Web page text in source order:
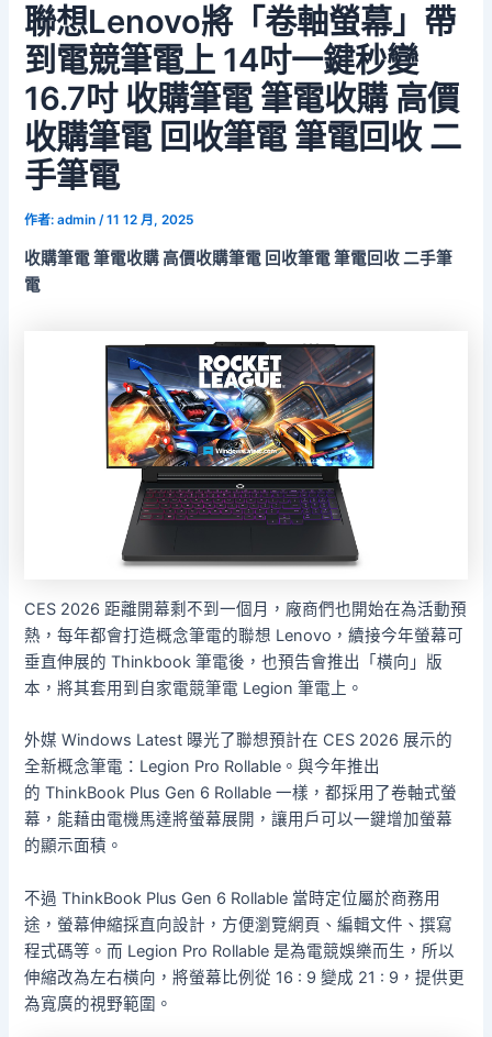
聯想Lenovo將「卷軸螢幕」帶
到電競筆電上 14吋一鍵秒變
16.7吋 收購筆電 筆電收購 高價
收購筆電 回收筆電 筆電回收 二
手筆電
作者:admin/11 12 月, 2025
收購筆電 筆電收購 高價收購筆電 回收筆電 筆電回收 二手筆
電
CES 2026 距離開幕剩不到一個月，廠商們也開始在為活動預
熱，每年都會打造概念筆電的聯想 Lenovo，續接今年螢幕可
垂直伸展的 Thinkbook 筆電後，也預告會推出「橫向」版
本，將其套用到自家電競筆電 Legion 筆電上。
外媒 Windows Latest 曝光了聯想預計在 CES 2026 展示的
全新概念筆電：Legion Pro Rollable。與今年推出
的 ThinkBook Plus Gen 6 Rollable 一樣，都採用了卷軸式螢
幕，能藉由電機馬達將螢幕展開，讓用戶可以一鍵增加螢幕
的顯示面積。
不過 ThinkBook Plus Gen 6 Rollable 當時定位屬於商務用
途，螢幕伸縮採直向設計，方便瀏覽網頁、編輯文件、撰寫
程式碼等。而 Legion Pro Rollable 是為電競娛樂而生，所以
伸縮改為左右橫向，將螢幕比例從 16 : 9 變成 21 : 9，提供更
為寬廣的視野範圍。